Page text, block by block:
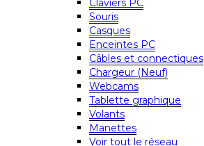
Claviers PC
Souris
Casques
Enceintes PC
Câbles et connectiques
Chargeur (Neuf)
Webcams
Tablette graphique
Volants
Manettes
Voir tout le réseau